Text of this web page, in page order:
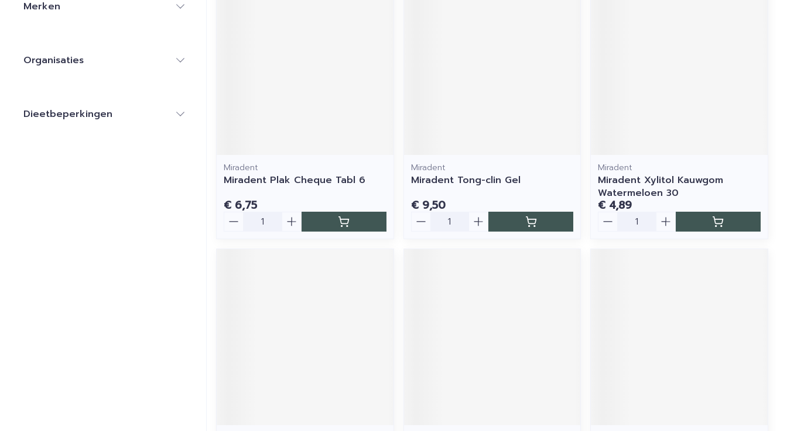
Merken
Organisaties
Dieetbeperkingen
Miradent
Miradent Plak Cheque Tabl 6
€ 6,75
Miradent
Miradent Tong-clin Gel
€ 9,50
Miradent
Miradent Xylitol Kauwgom
Watermeloen 30
€ 4,89